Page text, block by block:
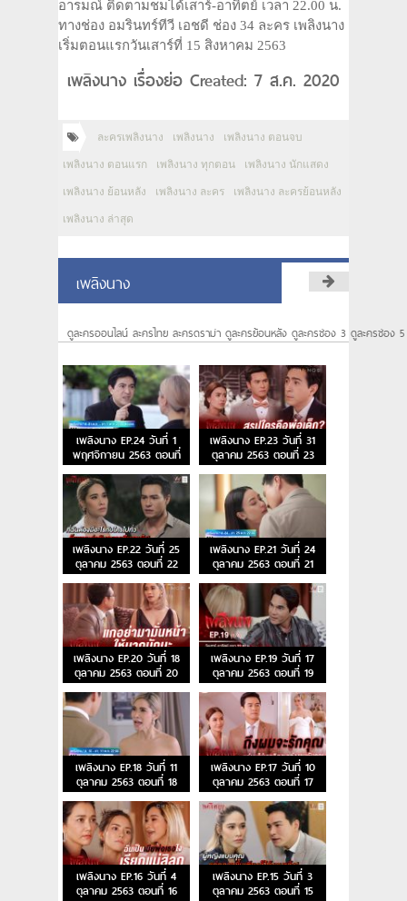
อารมณ์ ติดตามชมได้เสาร์-อาทิตย์ เวลา 22.00 น.
ทางช่อง อมรินทร์ทีวี เอชดี ช่อง 34 ละคร เพลิงนาง
เริ่มตอนแรกวันเสาร์ที่ 15 สิงหาคม 2563
เพลิงนาง เรื่องย่อ Created: 7 ส.ค. 2020
ละครเพลิงนาง เพลิงนาง เพลิงนาง ตอนจบ
เพลิงนาง ตอนแรก เพลิงนาง ทุกตอน เพลิงนาง นักแสดง
เพลิงนาง ย้อนหลัง เพลิงนาง ละคร เพลิงนาง ละครย้อนหลัง
เพลิงนาง ล่าสุด
เพลิงนาง
ดูละครออนไลน์ ละครไทย ละครดราม่า ดูละครย้อนหลัง ดูละครช่อง 3 ดูละครช่อง
เพลิงนาง EP.24 วันที่ 1
พฤศจิกายน 2563 ตอนที่
24
เพลิงนาง EP.23 วันที่ 31
ตุลาคม 2563 ตอนที่ 23
เพลิงนาง EP.22 วันที่ 25
ตุลาคม 2563 ตอนที่ 22
เพลิงนาง EP.21 วันที่ 24
ตุลาคม 2563 ตอนที่ 21
เพลิงนาง EP.20 วันที่ 18
ตุลาคม 2563 ตอนที่ 20
เพลิงนาง EP.19 วันที่ 17
ตุลาคม 2563 ตอนที่ 19
เพลิงนาง EP.18 วันที่ 11
ตุลาคม 2563 ตอนที่ 18
เพลิงนาง EP.17 วันที่ 10
ตุลาคม 2563 ตอนที่ 17
เพลิงนาง EP.16 วันที่ 4
ตุลาคม 2563 ตอนที่ 16
เพลิงนาง EP.15 วันที่ 3
ตุลาคม 2563 ตอนที่ 15